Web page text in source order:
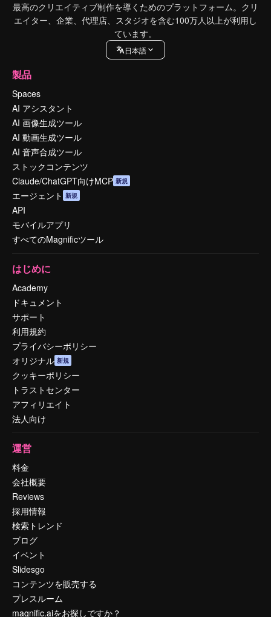
最高のクリエイティブ制作を導くためのプラットフォーム。クリ
エイター、企業、代理店、スタジオを含む100万人以上が利用し
ています。
日本語
製品
Spaces
AI アシスタント
AI 画像生成ツール
AI 動画生成ツール
AI 音声合成ツール
ストックコンテンツ
Claude/ChatGPT向けMCP 新規
エージェント 新規
API
モバイルアプリ
すべてのMagnificツール
はじめに
Academy
ドキュメント
サポート
利用規約
プライバシーポリシー
オリジナル 新規
クッキーポリシー
トラストセンター
アフィリエイト
法人向け
運営
料金
会社概要
Reviews
採用情報
検索トレンド
ブログ
イベント
Slidesgo
コンテンツを販売する
プレスルーム
magnific.aiをお探しですか？